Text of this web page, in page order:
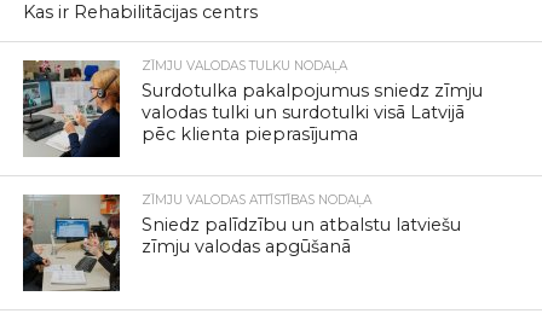
Kas ir Rehabilitācijas centrs
ZĪMJU VALODAS TULKU NODAĻA
Surdotulka pakalpojumus sniedz zīmju
valodas tulki un surdotulki visā Latvijā
pēc klienta pieprasījuma
ZĪMJU VALODAS ATTĪSTĪBAS NODAĻA
Sniedz palīdzību un atbalstu latviešu
zīmju valodas apgūšanā